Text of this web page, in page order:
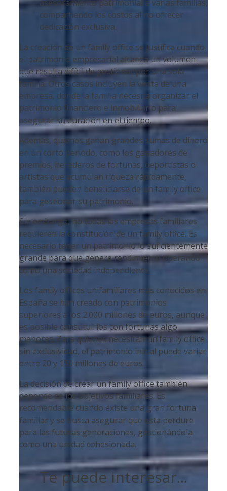
asesoramiento patrimonial a varias familias,
compartiendo los costos al no ofrecer
dedicación exclusiva.
La creación de un family office se justifica cuando
el patrimonio empresarial alcanza un volumen
que resulta difícil de gestionar por una sola
familia. Otros casos incluyen la venta de una
empresa, donde la familia necesita organizar el
patrimonio financiero e inmobiliario para
asegurar su duración en el tiempo.
Además, quienes ganan grandes sumas de dinero
en un corto periodo, como los ganadores de
premios, herederos de fortunas, deportistas o
artistas que acumulan riqueza rápidamente,
también pueden beneficiarse de un family office
para gestionar su patrimonio.
Sin embargo, no todas las empresas familiares
requieren la constitución de un family office. Es
necesario tener un patrimonio lo suficientemente
grande para que genere rendimiento operando
como una sociedad independiente.
Los family offices unifamiliares más conocidos en
España se han creado con patrimonios
superiores a los 2.000 millones de euros, aunque
es posible constituirlos con fortunas algo
menores. Para quienes necesitan un family office
sin exclusividad, el patrimonio inicial puede variar
entre 20 y 150 millones de euros.
La decisión de crear un family office también
depende de los objetivos familiares. Es
recomendable cuando existe una gran fortuna
familiar y se busca asegurar que esta perdure
para las futuras generaciones, gestionándola
como una unidad cohesionada.
Te puede interesar...